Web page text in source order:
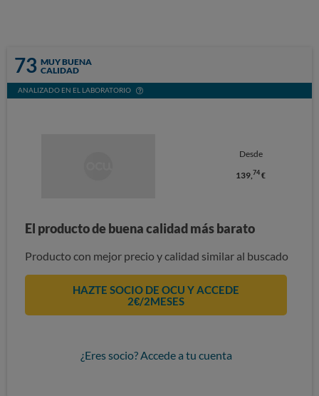
73 MUY BUENA
CALIDAD
ANALIZADO EN EL LABORATORIO
Desde
139, 74 €
El producto de buena calidad más barato
Producto con mejor precio y calidad similar al buscado
HAZTE SOCIO DE OCU Y ACCEDE
2€/2MESES
¿Eres socio? Accede a tu cuenta